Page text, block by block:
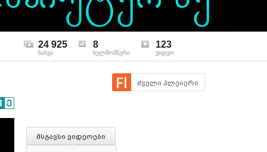
24 925
ნახვა
8
ხელმომწერი
123
ვიდეო
ძველი პლეიერი
მსგავსი ვიდეოები